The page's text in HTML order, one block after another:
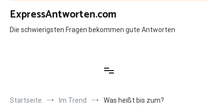
Zum
Inhalt
springen
ExpressAntworten.com
Die schwierigsten Fragen bekommen gute Antworten
Startseite Im Trend Was heißt bis zum?